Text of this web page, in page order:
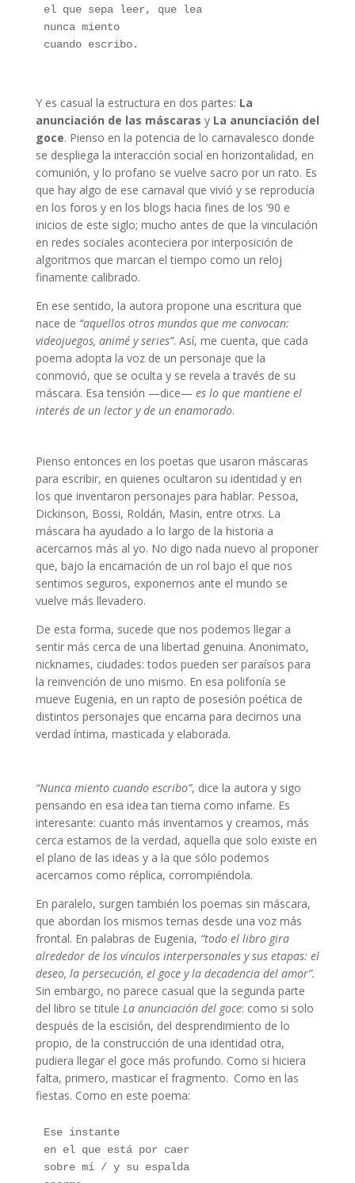
el que sepa leer, que lea
nunca miento
cuando escribo.
Y es casual la estructura en dos partes: La
anunciación de las máscaras yLa anunciación del
goce. Pienso en la potencia de lo carnavalesco donde
se despliega la interacción social en horizontalidad, en
comunión, y lo profano se vuelve sacro por un rato. Es
que hay algo de ese carnaval que vivió y se reproducía
en los foros y en los blogs hacia fines de los ‘90 e
inicios de este siglo; mucho antes de que la vinculación
en redes sociales aconteciera por interposición de
algoritmos que marcan el tiempo como un reloj
finamente calibrado.
En ese sentido, la autora propone una escritura que
nace de “aquellos otros mundos que me convocan:
videojuegos, animé y series”. Así, me cuenta, que cada
poema adopta la voz de un personaje que la
conmovió, que se oculta y se revela a través de su
máscara. Esa tensión —dice— es lo que mantiene el
interés de un lector y de un enamorado.
Pienso entonces en los poetas que usaron máscaras
para escribir, en quienes ocultaron su identidad y en
los que inventaron personajes para hablar. Pessoa,
Dickinson, Bossi, Roldán, Masin, entre otrxs. La
máscara ha ayudado a lo largo de la historia a
acercarnos más al yo. No digo nada nuevo al proponer
que, bajo la encarnación de un rol bajo el que nos
sentimos seguros, exponernos ante el mundo se
vuelve más llevadero.
De esta forma, sucede que nos podemos llegar a
sentir más cerca de una libertad genuina. Anonimato,
nicknames, ciudades: todos pueden ser paraísos para
la reinvención de uno mismo. En esa polifonía se
mueve Eugenia, en un rapto de posesión poética de
distintos personajes que encarna para decirnos una
verdad íntima, masticada y elaborada.
“Nunca miento cuando escribo”, dice la autora y sigo
pensando en esa idea tan tierna como infame. Es
interesante: cuanto más inventamos y creamos, más
cerca estamos de la verdad, aquella que solo existe en
el plano de las ideas y a la que sólo podemos
acercarnos como réplica, corrompiéndola.
En paralelo, surgen también los poemas sin máscara,
que abordan los mismos temas desde una voz más
frontal. En palabras de Eugenia, “todo el libro gira
alrededor de los vínculos interpersonales y sus etapas: el
deseo, la persecución, el goce y la decadencia del amor”.
Sin embargo, no parece casual que la segunda parte
del libro se titule La anunciación del goce: como si solo
después de la escisión, del desprendimiento de lo
propio, de la construcción de una identidad otra,
pudiera llegar el goce más profundo. Como si hiciera
falta, primero, masticar el fragmento. Como en las
fiestas. Como en este poema:
Ese instante
en el que está por caer
sobre mí / y su espalda